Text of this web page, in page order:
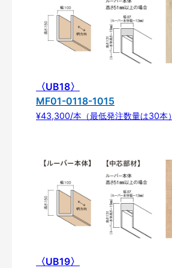
〈UB18〉
MF01-0118-1015
¥43,300/本（最低発注数量は30本）
〈UB19〉